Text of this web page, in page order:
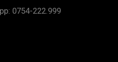
0754-222.999